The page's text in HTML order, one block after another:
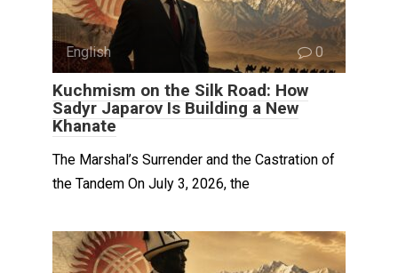
English 0
Kuchmism on the Silk Road: How
Sadyr Japarov Is Building a New
Khanate
The Marshal’s Surrender and the Castration of
the Tandem On July 3, 2026, the